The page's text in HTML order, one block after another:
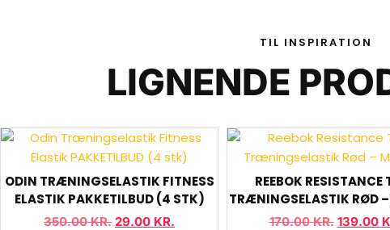
TIL INSPIRATION
LIGNENDE
ODIN TRÆNINGSELASTIK FITNESS
ELASTIK PAKKETILBUD (4 STK)
350.00KR. 29.00 KR.
REEBOK RESISTANCE
TRÆNINGSELASTIK RØD
170.00KR. 139.00